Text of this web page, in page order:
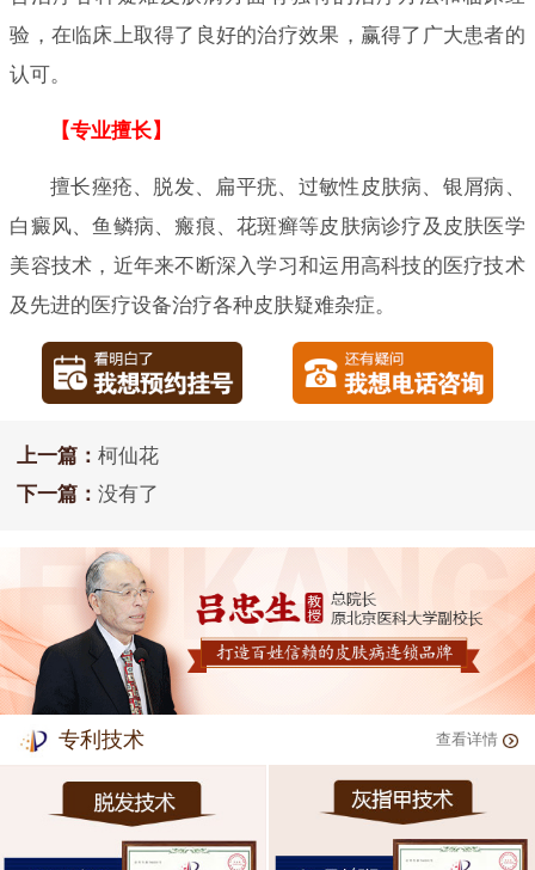
验，在临床上取得了良好的治疗效果，赢得了广大患者的
认可。
【专业擅长】
擅长痤疮、脱发、扁平疣、过敏性皮肤病、银屑病、
白癜风、鱼鳞病、瘢痕、花斑癣等皮肤病诊疗及皮肤医学
美容技术，近年来不断深入学习和运用高科技的医疗技术
及先进的医疗设备治疗各种皮肤疑难杂症。
上一篇： 柯仙花
下一篇： 没有了
专利技术 查看详情